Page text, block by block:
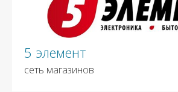
5 элемент
сеть магазинов